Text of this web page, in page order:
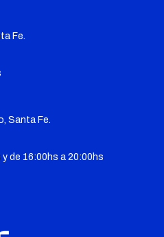
Fe.
Santa Fe.
de 16:00hs a 20:00hs